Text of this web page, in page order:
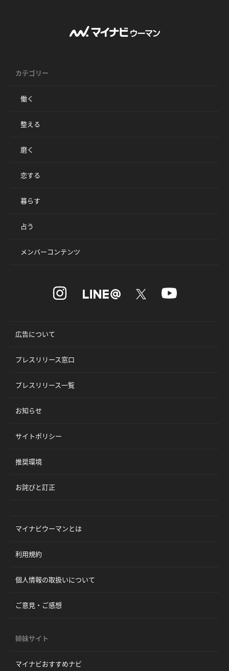
カテゴリー
働く
整える
磨く
恋する
暮らす
占う
メンバーコンテンツ
広告について
プレスリリース窓口
プレスリリース一覧
お知らせ
サイトポリシー
推奨環境
お詫びと訂正
マイナビウーマンとは
利用規約
個人情報の取扱いについて
ご意見・ご感想
姉妹サイト
マイナビおすすめナビ